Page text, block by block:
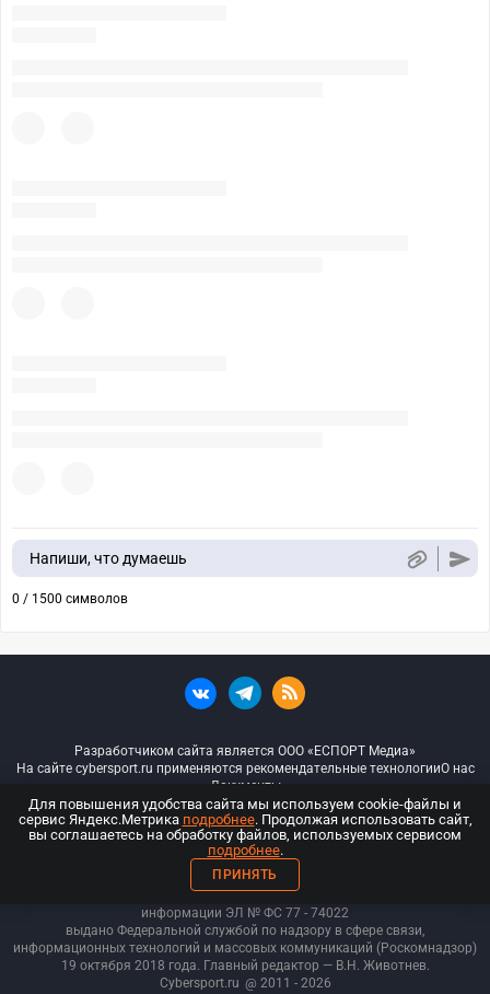
Напиши, что думаешь
0 / 1500 символов
Разработчиком сайта является ООО «ЕСПОРТ Медиа»
На сайте cybersport.ru применяются рекомендательные технологииО нас
Документы
© ООО «Киберспорт.ру» — Все права защищены
18+
ООО «Киберспорт.ру». Свидетельство о регистрации средств массовой
информации ЭЛ № ФС 77 - 74022
выдано Федеральной службой по надзору в сфере связи,
информационных технологий и массовых коммуникаций (Роскомнадзор)
19 октября 2018 года. Главный редактор — В.Н. Животнев.
Cybersport.ru @ 2011 - 2026
Для повышения удобства сайта мы используем cookie-файлы и
сервис Яндекс.Метрика подробнее. Продолжая использовать сайт,
вы соглашаетесь на обработку файлов, используемых сервисом
подробнее.
ПРИНЯТЬ